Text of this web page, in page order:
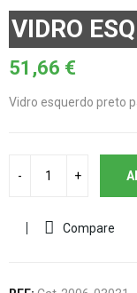
VIDRO
51,66 €
Vidro esquerdo preto
Compare